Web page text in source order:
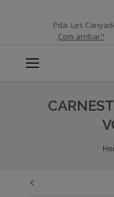
Pda. Les
Com arribar?